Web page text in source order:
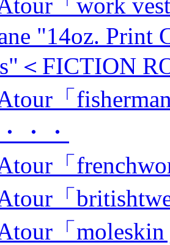
"14oz. Print
＜FICTION
「
・・
「
「
「